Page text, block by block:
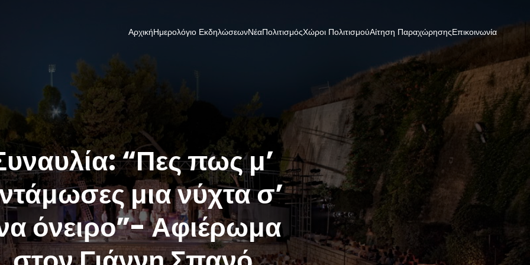
ΑρχικήΗμερολόγιο ΕκδηλώσεωνΝέαΠολιτισμόςΧώροι ΠολιτισμούΑίτηση ΠαραχώρησηςΕπικοινωνία
“Πες πως μ’
μια νύχτα σ’
όνειρο”- Αφιέρωμα